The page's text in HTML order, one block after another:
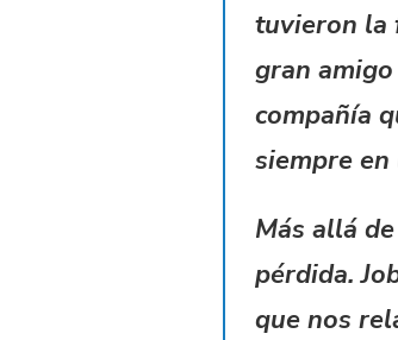
tuvieron la
gran
compañía
siempre
Más allá
pérdida.
que nos